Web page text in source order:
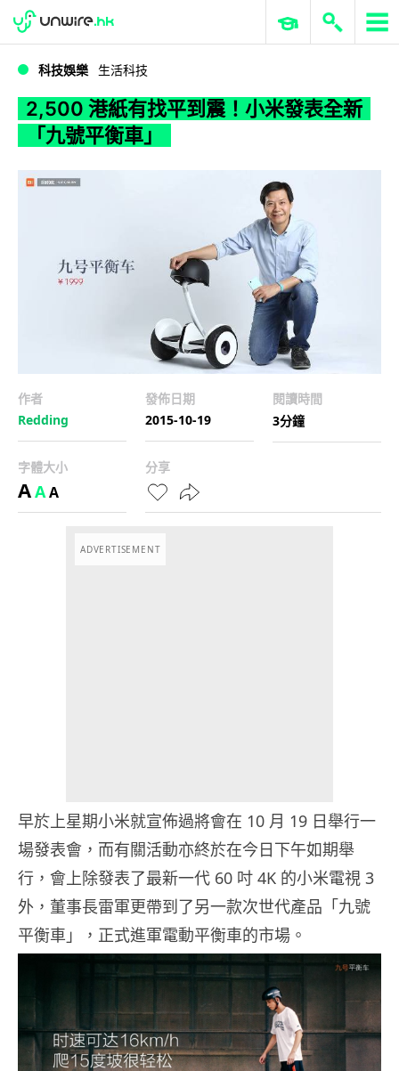
WWDC 2026 ERP 與商業 AI
科技娛樂 生活科技
2,500 港紙有找平到震！小米發表全新
「九號平衡車」
作者
Redding
發佈日期
2015-10-19
閱讀時間
3分鐘
字體大小
AAA
分享
ADVERTISEMENT
早於上星期小米就宣佈過將會在 10 月 19 日舉行一
場發表會，而有關活動亦終於在今日下午如期舉
行，會上除發表了最新一代 60 吋 4K 的小米電視 3
外，董事長雷軍更帶到了另一款次世代產品「九號
平衡車」，正式進軍電動平衡車的市場。